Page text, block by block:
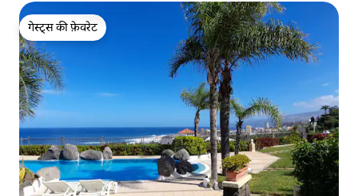
गेस्ट्स की फ़ेवरेट
गेस्ट्स की फ़ेवरेट